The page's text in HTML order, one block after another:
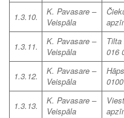
1.3.10.
K. Pavasare –
Veispāla
1.3.11.
K. Pavasare –
Veispāla
016
1.3.12.
K. Pavasare –
Veispāla
1.3.13.
K. Pavasare –
Veispāla